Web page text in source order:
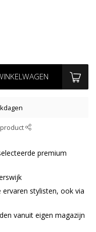
premium
stylisten, ook via
vanuit eigen magazijn